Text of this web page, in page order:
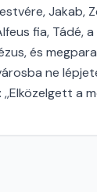
Jakab,
fia, Tádé,
és
ne
a